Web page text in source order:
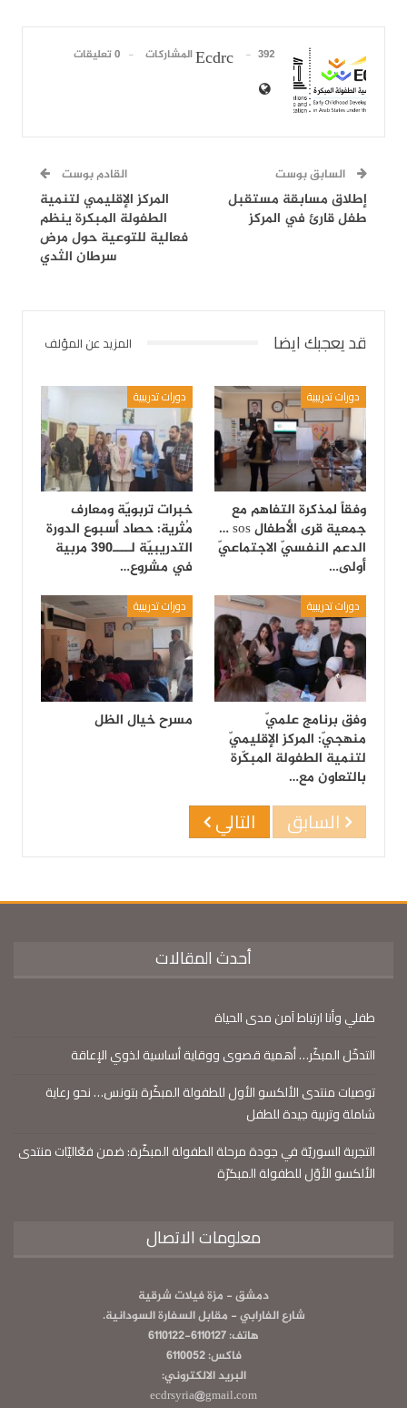
Ecdrc 392 المشاركات 0 تعليقات
السابق بوست
إطلاق مسابقة مستقبل
طفل قارئ في المركز
القادم بوست
المركز الإقليمي لتنمية
الطفولة المبكرة ينظم
فعالية للتوعية حول مرض
سرطان الثدي
قد يعجبك ايضا المزيد عن المؤلف
دورات تدريبية
وفقاً لمذكرة التفاهم مع
جمعية قرى الأطفال sos …
الدعم النفسيّ الاجتماعيّ
أولى…
دورات تدريبية
خبرات تربويّة ومعارف
مُثرية: حصاد أسبوع الدورة
التدريبيّة لــــ390 مربية
في مشروع…
دورات تدريبية
وفق برنامج علميّ
منهجيّ: المركز الإقليميّ
لتنمية الطفولة المبكّرة
بالتعاون مع…
دورات تدريبية
مسرح خيال الظل
السابق التالي
أحدث المقالات
طفلي وأنا ارتباط آمن مدى الحياة
التدخّل المبكّر… أهمية قصوى ووقاية أساسية لذوي الإعاقة
توصيات منتدى الألكسو الأول للطفولة المبكّرة بتونس… نحو رعاية
شاملة وتربية جيدة للطفل
التجربة السوريّة في جودة مرحلة الطفولة المبكّرة: ضمن فعّاليّات منتدى
الألكسو الأوّل للطفولة المبكرّة
معلومات الاتصال
دمشق - مزة فيلات شرقية
شارع الفارابي - مقابل السفارة السودانية.
هاتف: 6110127-6110122
فاكس: 6110052
البريد الالكتروني:
ecdrsyria@gmail.com